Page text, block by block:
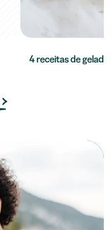
4 receitas de